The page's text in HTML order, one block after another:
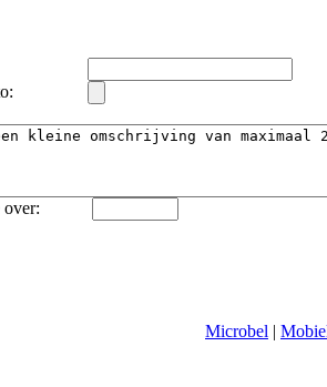
over:
Microbel |